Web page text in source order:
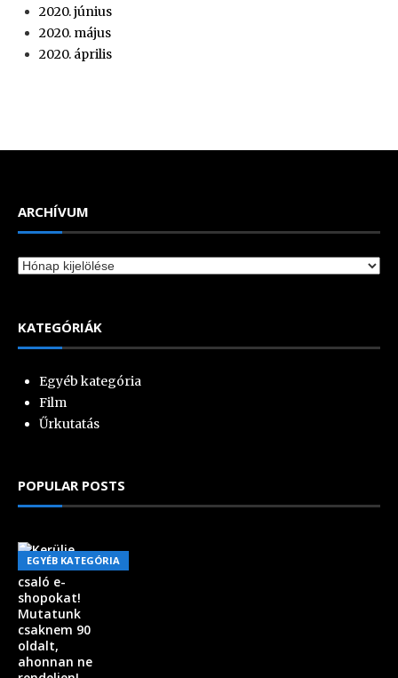
2020. június
2020. május
2020. április
ARCHÍVUM
Archívum
KATEGÓRIÁK
Egyéb kategória
Film
Űrkutatás
POPULAR POSTS
EGYÉB KATEGÓRIA